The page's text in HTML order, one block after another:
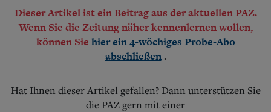
Dieser Artikel ist ein Beitrag aus der aktuellen PAZ.
Wenn Sie die Zeitung näher kennenlernen wollen,
können Sie hier ein 4-wöchiges Probe-Abo
abschließen .
Hat Ihnen dieser Artikel gefallen? Dann unterstützen Sie
die PAZ gern mit einer